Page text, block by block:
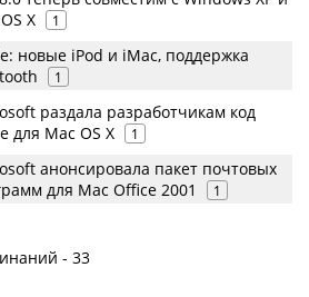
X
1
новые iPod и iMac, поддержка
1
раздала разработчикам код
для Mac OS X
1
анонсировала пакет почтовых
для Mac Office 2001
1
- 33